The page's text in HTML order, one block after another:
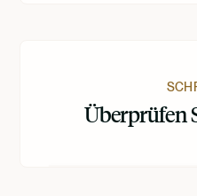
Überprüfen